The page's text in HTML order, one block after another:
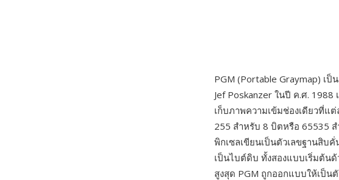
PGM (Portable Graymap) เ
Jef Poskanzer ในปี ค.ศ.
เก็บภาพความเข้มช่องเดียวที่แ
255 สำหรับ 8 บิตหรือ 65535
พิกเซลเขียนเป็นตัวเลขฐานสิบ
เป็นไบต์ดิบ ทั้งสองแบบเริ่มต้น
สูงสุด PGM ถูกออกแบบให้เป็น